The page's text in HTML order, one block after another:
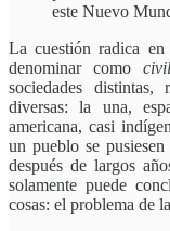
este Nuevo
La cuestión radica
denominar como
sociedades
diversas: la una,
americana, casi
un pueblo se
después de largos
solamente puede
cosas: el problema de